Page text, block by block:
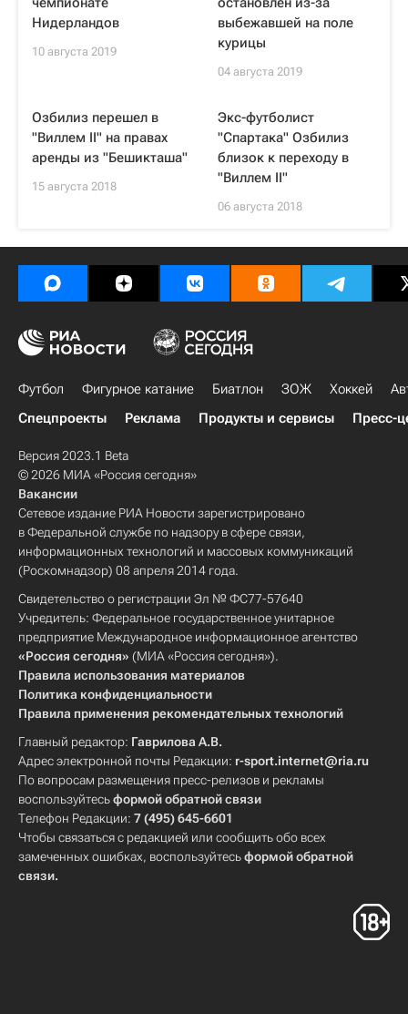
Нидерландов
10 августа 2019
выбежавшей на поле
курицы
04 августа 2019
Озбилиз перешел в
"Виллем II" на правах
аренды из "Бешикташа"
15 августа 2018
Экс-футболист
"Спартака" Озбилиз
близок к переходу в
"Виллем II"
06 августа 2018
Футбол Фигурное катание Биатлон ЗОЖ Хоккей
Спецпроекты
Реклама Продукты и сервисы Пресс-
Версия 2023.1 Beta
© 2026 МИА «Россия сегодня»
Вакансии
Сетевое издание РИА Новости зарегистрировано
в Федеральной службе по надзору в сфере связи,
информационных технологий и массовых коммуникаций
(Роскомнадзор) 08 апреля 2014 года.
Свидетельство о регистрации Эл № ФС77-57640
Учредитель: Федеральное государственное унитарное
предприятие Международное информационное агентство
«Россия сегодня» (МИА «Россия сегодня»).
Правила использования материалов
Политика конфиденциальности
Правила применения рекомендательных технологий
Главный редактор: Гаврилова А.В.
Адрес электронной почты Редакции: r-sport.internet@ria.ru
По вопросам размещения пресс-релизов и рекламы
воспользуйтесьформой обратной связи
Телефон Редакции: 7 (495) 645-6601
Чтобы связаться с редакцией или сообщить обо всех
замеченных ошибках, воспользуйтесьформой обратной
связи.